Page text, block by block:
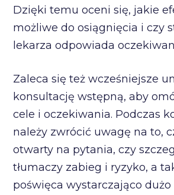
Dzięki temu oceni się, jakie
możliwe do osiągnięcia i czy
lekarza odpowiada
Zaleca się też wcześniejsze
konsultację wstępną, aby
cele i oczekiwania. Podczas
należy zwrócić uwagę na to,
otwarty na pytania, czy
tłumaczy zabieg i ryzyko, a
poświęca wystarczająco dużo